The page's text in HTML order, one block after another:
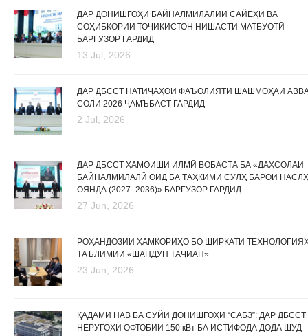
ДАР ДОНИШГОҲИ БАЙНАЛМИЛАЛИИ САЙЁҲӢ ВА
СОҲИБКОРИИ ТОҶИКИСТОН НИШАСТИ МАТБУОТӢ
БАРГУЗОР ГАРДИД
13 Jul, 2026
ДАР ДБССТ НАТИҶАҲОИ ФАЪОЛИЯТИ ШАШМОҲАИ
СОЛИ 2026 ҶАМЪБАСТ ГАРДИД
2 Jul, 2026
ДАР ДБССТ ҲАМОИШИ ИЛМӢ ВОБАСТА БА «ДАҲСОЛАИ
БАЙНАЛМИЛАЛӢ ОИД БА ТАҲКИМИ СУЛҲ БАРОИ
ОЯНДА (2027–2036)» БАРГУЗОР ГАРДИД
27 Jun, 2026
РОҲАНДОЗИИ ҲАМКОРИҲО БО ШИРКАТИ
ТАЪЛИМИИ «ШАНДУН ТАҶИАН»
23 Jun, 2026
ҚАДАМИ НАВ БА СӮЙИ ДОНИШГОҲИ “САБЗ”: ДАР ДБССТ
НЕРУГОҲИ ОФТОБИИ 150 кВт БА ИСТИФОДА ДОДА ШУД